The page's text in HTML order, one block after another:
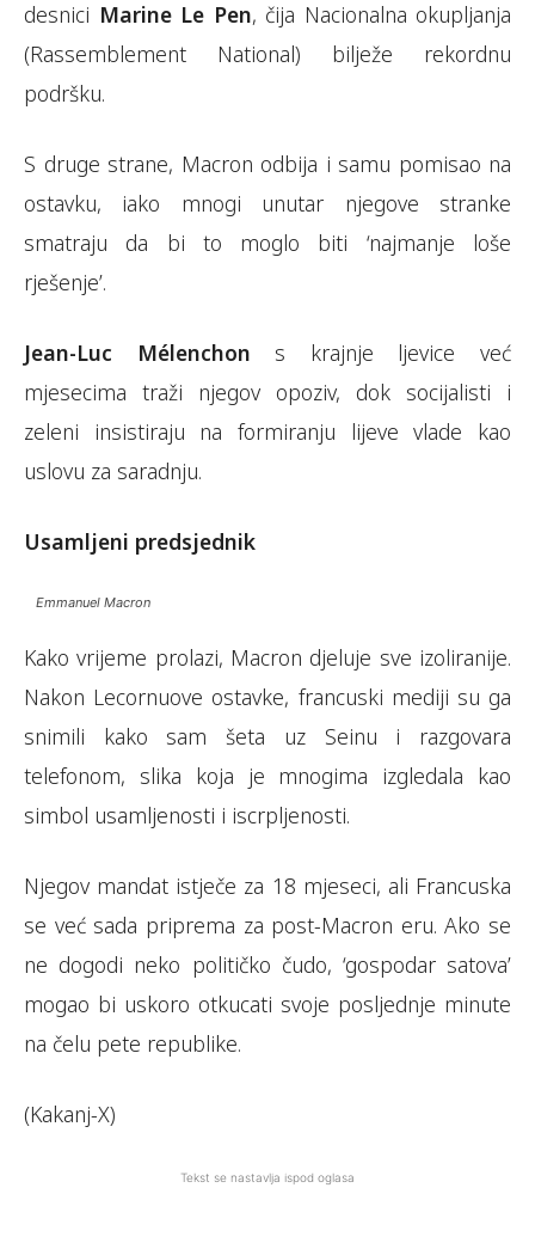
desnici Marine Le Pen, čija Nacionalna okupljanja
(Rassemblement National) bilježe rekordnu
podršku.
S druge strane, Macron odbija i samu pomisao na
ostavku, iako mnogi unutar njegove stranke
smatraju da bi to moglo biti ‘najmanje loše
rješenje’.
Jean-Luc Mélenchon s krajnje ljevice već
mjesecima traži njegov opoziv, dok socijalisti i
zeleni insistiraju na formiranju lijeve vlade kao
uslovu za saradnju.
Usamljeni predsjednik
Emmanuel Macron
Kako vrijeme prolazi, Macron djeluje sve izoliranije.
Nakon Lecornuove ostavke, francuski mediji su ga
snimili kako sam šeta uz Seinu i razgovara
telefonom, slika koja je mnogima izgledala kao
simbol usamljenosti i iscrpljenosti.
Njegov mandat istječe za 18 mjeseci, ali Francuska
se već sada priprema za post-Macron eru. Ako se
ne dogodi neko političko čudo, ‘gospodar satova’
mogao bi uskoro otkucati svoje posljednje minute
na čelu pete republike.
(Kakanj-X)
Tekst se nastavlja ispod oglasa